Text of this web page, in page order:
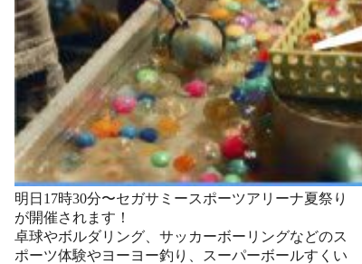
明日17時30分〜セガサミースポーツアリーナ夏祭り
が開催されます！
卓球やボルダリング、サッカーボーリングなどのス
ポーツ体験やヨーヨー釣り、スーパーボールすくい